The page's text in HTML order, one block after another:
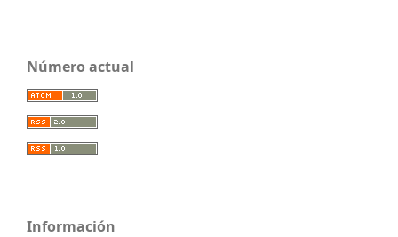
Número actual
Información